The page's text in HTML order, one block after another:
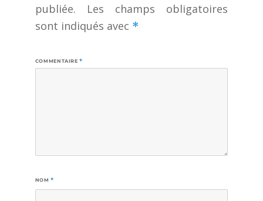
publiée.
Les champs obligatoires
sont indiqués avec *
COMMENTAIRE*
NOM*